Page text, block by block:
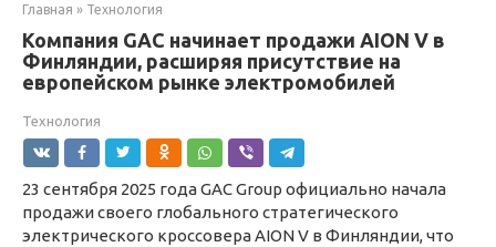
Главная » Технология
Компания GAC начинает продажи AION V в
Финляндии, расширяя присутствие на
европейском рынке электромобилей
Технология
23 сентября 2025 года GAC Group официально начала
продажи своего глобального стратегического
электрического кроссовера AION V в Финляндии, что